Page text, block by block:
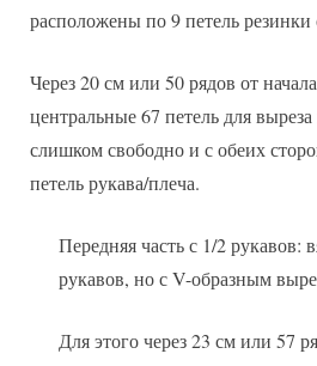
расположены по 9 петель резинки
Через 20 см или 50 рядов от
центральные 67 петель для
слишком свободно и с обеих
петель рукава/плеча.
Передняя часть с 1/2 рукавов:
рукавов, но с V-образным
Для этого через 23 см или 57